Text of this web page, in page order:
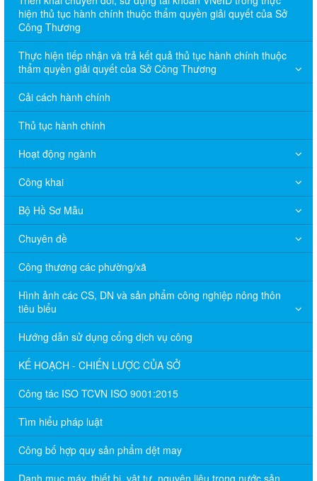
hiện thủ tục hành chính thuộc thẩm quyền giải quyết của Sở
Công Thương
Thực hiện tiếp nhận và trả kết quả thủ tục hành chính thuộc
thẩm quyền giải quyết của Sở Công Thương
Cải cách hành chính
Thủ tục hành chính
Hoạt động ngành
Công khai
Bộ Hồ Sơ Mẫu
Chuyên đề
Công thương các phường/xã
Hình ảnh các CS, DN và sản phẩm công nghiệp nông thôn
tiêu biểu
Hướng dẫn sử dụng cổng dịch vụ công
KẾ HOẠCH - CHIẾN LƯỢC CỦA SỞ
Công tác ISO TCVN ISO 9001:2015
Tìm hiểu pháp luật
Công bố hợp quy sản phẩm dệt may
Danh mục máy, thiết bị, vật tư, nguyên liệu trong nước sản